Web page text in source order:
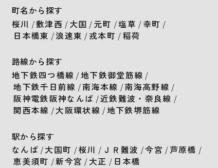
町名から探す
桜川 /敷津西 / 大国 / 元町 /塩草 / 幸町 /
日本橋東 /浪速東 / 戎本町 /稲荷
路線から探す
地下鉄四つ橋線 /地下鉄御堂筋線 /
地下鉄千日前線 /南海本線 /南海高野線 /
阪神電鉄阪神なんば /近鉄難波・奈良線 /
関西本線 /大阪環状線 /地下鉄堺筋線
駅から探す
なんば /大国町 /桜川 / ＪＲ難波 /今宮 / 芦原橋 /
恵美須町 /新今宮 / 大正 / 日本橋